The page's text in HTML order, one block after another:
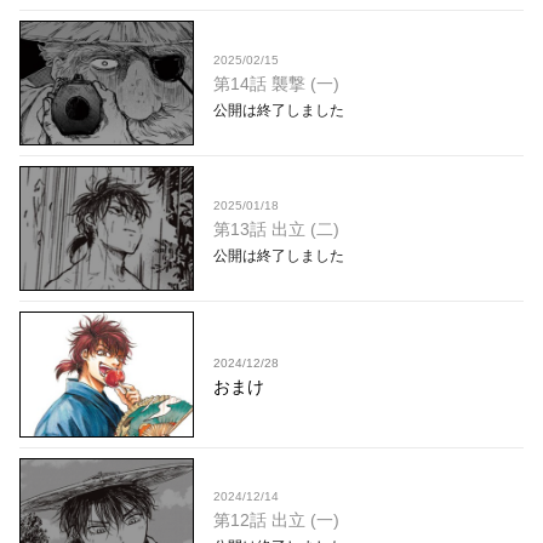
2025/02/15
第14話 襲撃 (一)
公開は終了しました
2025/01/18
第13話 出立 (二)
公開は終了しました
2024/12/28
おまけ
2024/12/14
第12話 出立 (一)